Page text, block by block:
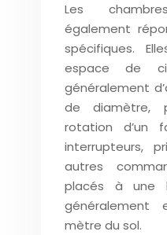
Les
également
spécifiques.
espace de
généralement
de diamètre,
rotation d’un
interrupteurs,
autres
placés à une
généralement
mètre du sol.